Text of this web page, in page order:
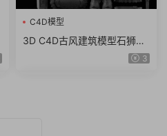
C4D模型
3D C4D古风建筑模型石狮龙
斗篷石头酒壶木屐蟾蜍 obj z3